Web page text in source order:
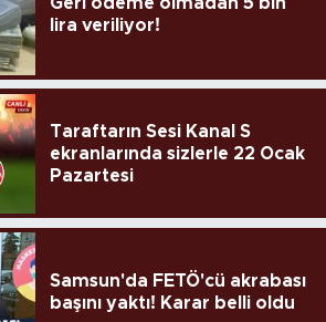
Geri ödeme olmadan 5 bin
lira veriliyor!
Taraftarın Sesi Kanal S
ekranlarında sizlerle 22 Ocak
Pazartesi
Samsun'da FETÖ'cü akrabası
başını yaktı! Karar belli oldu